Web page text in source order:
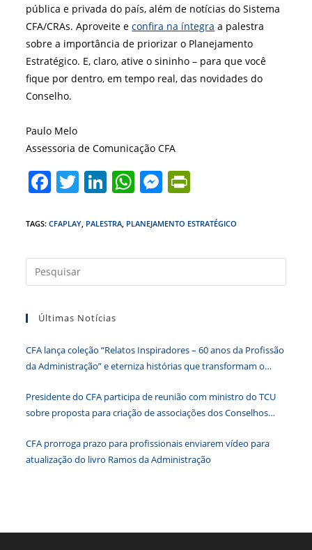
pública e privada do país, além de notícias do Sistema
CFA/CRAs. Aproveite econfira na íntegra a palestra
sobre a importância de priorizar o Planejamento
Estratégico. E, claro, ative o sininho – para que você
fique por dentro, em tempo real, das novidades do
Conselho.
Paulo Melo
Assessoria de Comunicação CFA
F
c
b
o
o
T
itt
Li
k
n
W
at
p
M
ss
g
tF
n
TAGS:CFAPLAY PALESTRA PLANEJAMENTO ESTRATÉGICO
a
Últimas Notícias
CFA lança coleção “Relatos Inspiradores – 60 anos da Profissão
da Administração” e eterniza histórias que transformam o
Presidente do CFA participa de reunião com ministro do TCU
sobre proposta para criação de associações dos Conselhos
CFA prorroga prazo para profissionais enviarem vídeo para
atualização do livro Ramos da Administração